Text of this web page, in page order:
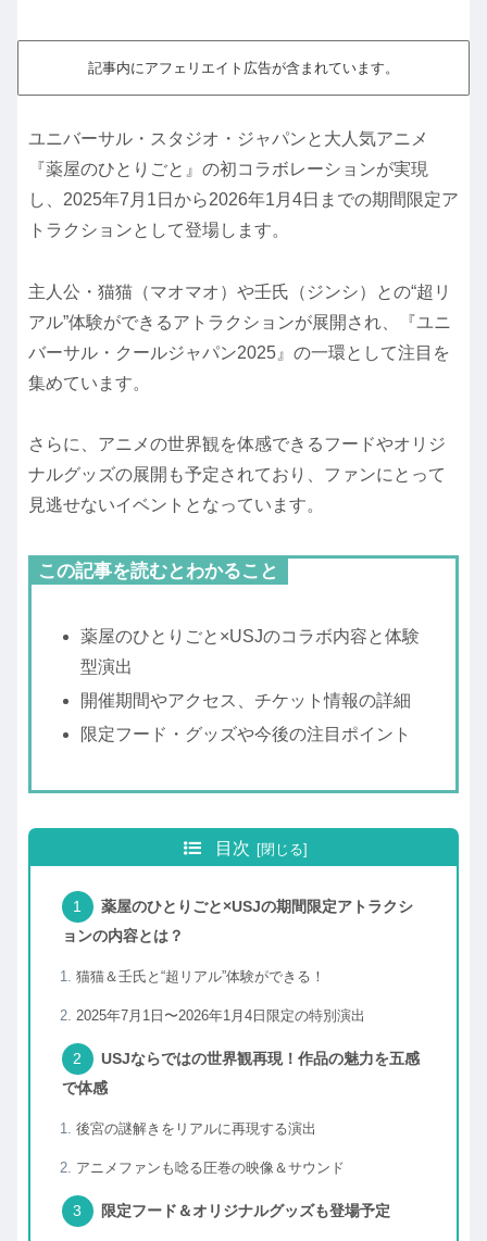
記事内にアフェリエイト広告が含まれています。
ユニバーサル・スタジオ・ジャパンと大人気アニメ
『薬屋のひとりごと』の初コラボレーションが実現
し、2025年7月1日から2026年1月4日までの期間限定ア
トラクションとして登場します。
主人公・猫猫（マオマオ）や壬氏（ジンシ）との“超リ
アル”体験ができるアトラクションが展開され、『ユニ
バーサル・クールジャパン2025』の一環として注目を
集めています。
さらに、アニメの世界観を体感できるフードやオリジ
ナルグッズの展開も予定されており、ファンにとって
見逃せないイベントとなっています。
この記事を読むとわかること
薬屋のひとりごと×USJのコラボ内容と体験
型演出
開催期間やアクセス、チケット情報の詳細
限定フード・グッズや今後の注目ポイント
目次
薬屋のひとりごと×USJの期間限定アトラクシ
ョンの内容とは？
猫猫＆壬氏と“超リアル”体験ができる！
2025年7月1日〜2026年1月4日限定の特別演出
USJならではの世界観再現！作品の魅力を五感
で体感
後宮の謎解きをリアルに再現する演出
アニメファンも唸る圧巻の映像＆サウンド
限定フード＆オリジナルグッズも登場予定